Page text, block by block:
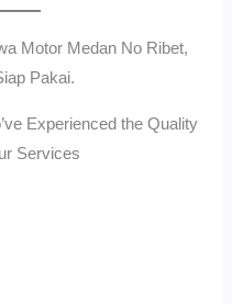
Motor Medan No Ribet,
Pakai.
Experienced the Quality
Services